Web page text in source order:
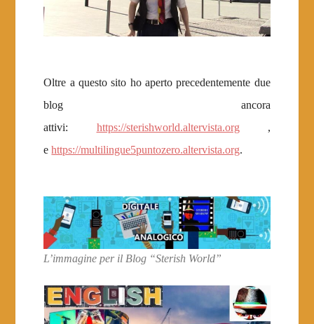
Oltre a questo sito ho aperto precedentemente due
blog ancora
attivi: https://sterishworld.altervista.org ,
ehttps://multilingue5puntozero.altervista.org.
L’immagine per il Blog “Sterish World”